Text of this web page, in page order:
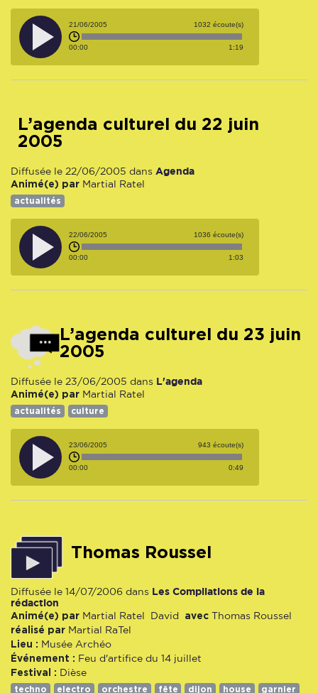
21/06/2005 1032 écoute(s)
00:00 1:19
L’agenda culturel du 22 juin
2005
Diffusée le 22/06/2005 dans Agenda
Animé(e) par Martial Ratel
actualités
22/06/2005 1036 écoute(s)
00:00 1:03
L’agenda culturel du 23 juin
2005
Diffusée le 23/06/2005 dans L'agenda
Animé(e) par Martial Ratel
actualités culture
23/06/2005 943 écoute(s)
00:00 0:49
Thomas Roussel
Diffusée le 14/07/2006 dans Les Compilations de la
rédaction
Animé(e) par Martial Ratel David avec Thomas Roussel
réalisé par Martial RaTel
Lieu : Musée Archéo
Événement : Feu d'artifice du 14 juillet
Festival : Dièse
techno electro orchestre fête dijon house
garnier